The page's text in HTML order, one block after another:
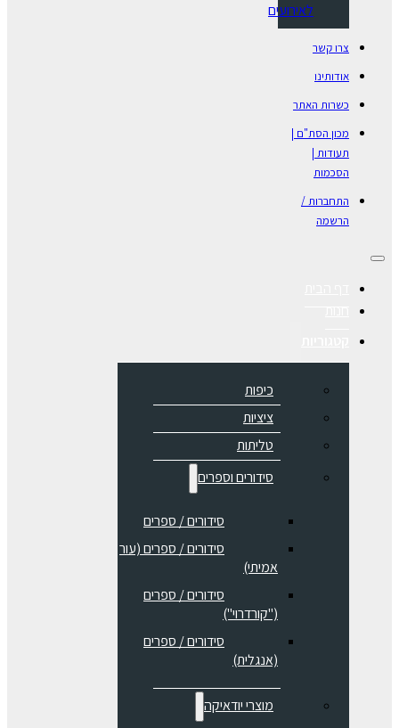
לאירועים
צרו קשר
אודותינו
כשרות האתר
מכון הסת"ם |
תעודות |
הסכמות
התחברות /
הרשמה
כיפות
ציציות
טליתות
סידורים וספרים
סידורים / ספרים
⁠סידורים / ספרים (עור
אמיתי)
סידורים / ספרים
("קורדרוי")
סידורים / ספרים
(אנגלית)
מוצרי יודאיקה